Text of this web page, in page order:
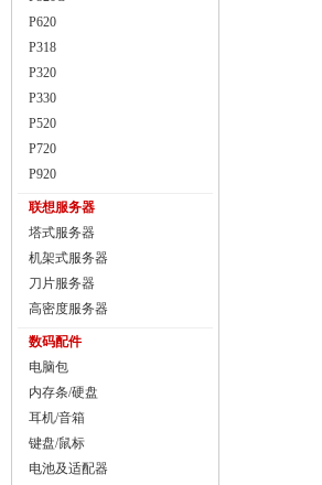
P620
P318
P320
P330
P520
P720
P920
联想服务器
塔式服务器
机架式服务器
刀片服务器
高密度服务器
数码配件
电脑包
内存条/硬盘
耳机/音箱
键盘/鼠标
电池及适配器